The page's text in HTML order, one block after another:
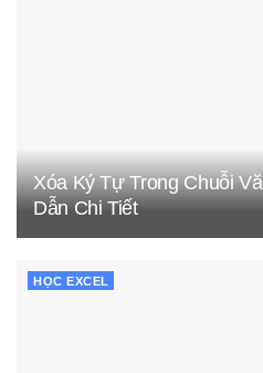
Xóa Ký Tự Trong Chuỗi
Dẫn Chi Tiết
HỌC EXCEL